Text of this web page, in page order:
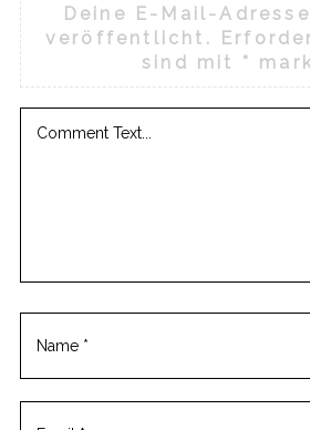
a
v
e
t
Deine E-Mail-
veröffentlicht.
sind mit *